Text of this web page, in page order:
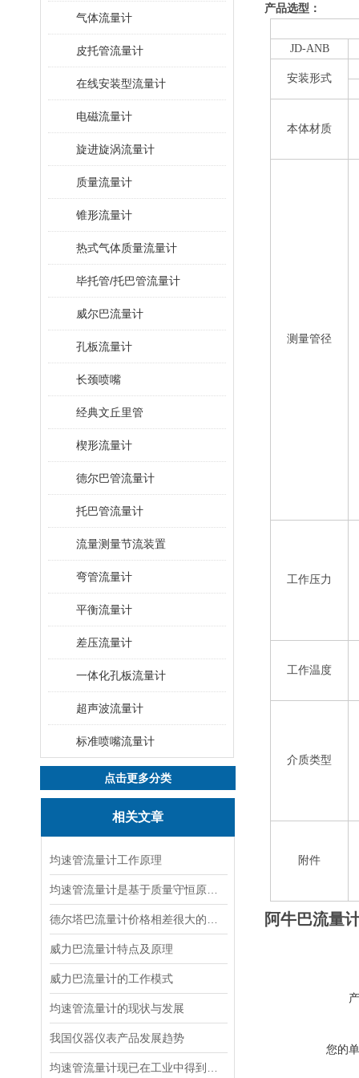
气体流量计
皮托管流量计
在线安装型流量计
电磁流量计
旋进旋涡流量计
质量流量计
锥形流量计
热式气体质量流量计
毕托管/托巴管流量计
威尔巴流量计
孔板流量计
长颈喷嘴
经典文丘里管
楔形流量计
德尔巴管流量计
托巴管流量计
流量测量节流装置
弯管流量计
平衡流量计
差压流量计
一体化孔板流量计
超声波流量计
标准喷嘴流量计
点击更多分类
相关文章
均速管流量计工作原理
威力巴流量计特点及原理
威力巴流量计的工作模式
均速管流量计的现状与发展
我国仪器仪表产品发展趋势
产品选型：
JD-ANB
安装形式
本体材质
测量管径
工作压力
工作温度
介质类型
附件
阿牛巴流量
您的